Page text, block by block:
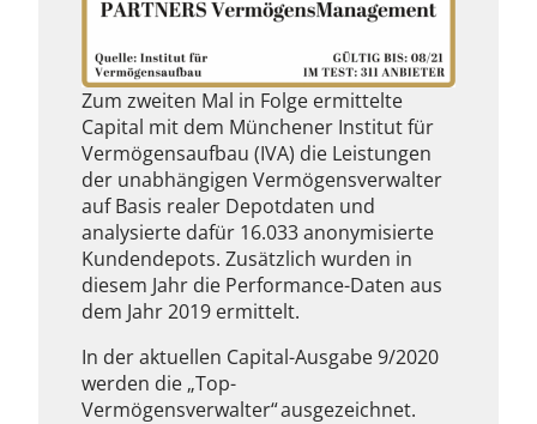
Zum zweiten Mal in Folge ermittelte
Capital mit dem Münchener Institut für
Vermögensaufbau (IVA) die Leistungen
der unabhängigen Vermögensverwalter
auf Basis realer Depotdaten und
analysierte dafür 16.033 anonymisierte
Kundendepots. Zusätzlich wurden in
diesem Jahr die Performance-Daten aus
dem Jahr 2019 ermittelt.
In der aktuellen Capital-Ausgabe 9/2020
werden die „Top-
Vermögensverwalter“ ausgezeichnet.